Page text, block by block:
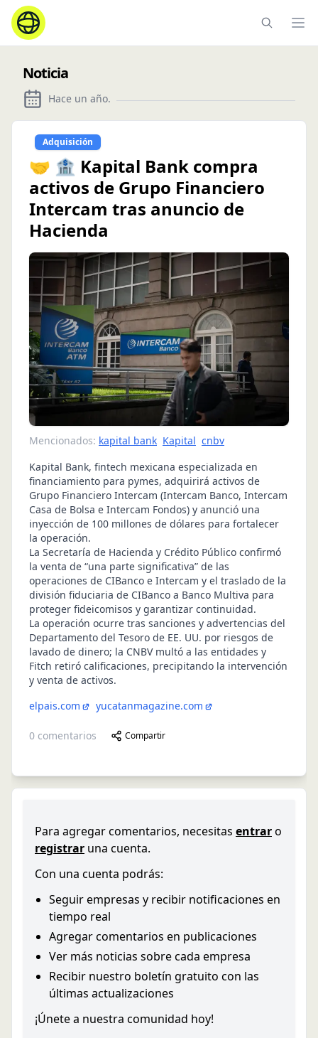
Noticia
Hace un año.
Adquisición
🤝 🏦 Kapital Bank compra
activos de Grupo Financiero
Intercam tras anuncio de
Hacienda
Mencionados: kapital bank Kapital cnbv
Kapital Bank, fintech mexicana especializada en
financiamiento para pymes, adquirirá activos de
Grupo Financiero Intercam (Intercam Banco, Intercam
Casa de Bolsa e Intercam Fondos) y anunció una
inyección de 100 millones de dólares para fortalecer
la operación.
La Secretaría de Hacienda y Crédito Público confirmó
la venta de “una parte significativa” de las
operaciones de CIBanco e Intercam y el traslado de la
división fiduciaria de CIBanco a Banco Multiva para
proteger fideicomisos y garantizar continuidad.
La operación ocurre tras sanciones y advertencias del
Departamento del Tesoro de EE. UU. por riesgos de
lavado de dinero; la CNBV multó a las entidades y
Fitch retiró calificaciones, precipitando la intervención
y venta de activos.
elpais.com
yucatanmagazine.com
0 comentarios Compartir
Para agregar comentarios, necesitas entraro
registrar una cuenta.
Con una cuenta podrás:
Seguir empresas y recibir notificaciones en
tiempo real
Agregar comentarios en publicaciones
Ver más noticias sobre cada empresa
Recibir nuestro boletín gratuito con las
últimas actualizaciones
¡Únete a nuestra comunidad hoy!